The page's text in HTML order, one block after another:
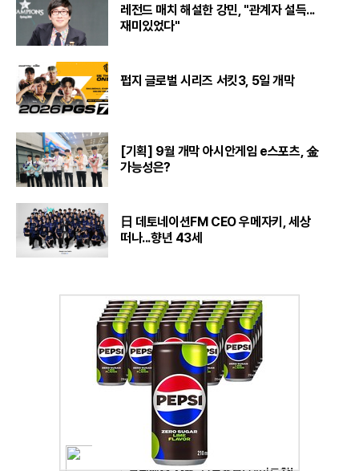
레전드 매치 해설한 강민, "관계자 설득...
재미있었다"
펍지 글로벌 시리즈 서킷3, 5일 개막
[기획] 9월 개막 아시안게임 e스포츠, 金
가능성은?
日 데토네이션FM CEO 우메자키, 세상
떠나...향년 43세